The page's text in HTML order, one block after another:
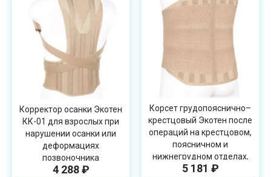
Корректор осанки Экотен
КК-01 для взрослых при
нарушении осанки или
деформациях
позвоночника
4 288 ₽
Корсет грудопояснично–
крестцовый Экотен после
операций на крестцовом,
поясничном и
нижнегрудном отделах,
37см, ПРР-37У
5 181 ₽